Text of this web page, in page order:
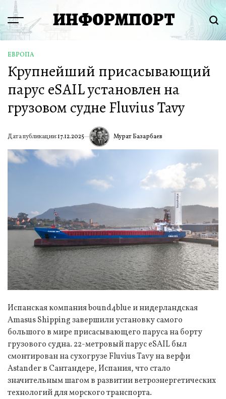
Перейти
содержимому
Menu ИНФОРМПОРТ
ОПУБЛИКОВАНО
В
ЕВРОПА
Крупнейший присасывающий
парус eSAIL установлен на
грузовом судне Fluvius Tavy
Дата публикации:17.12.2025 ИА Мурат Базарбаев
Испанская компания bound4blue и нидерландская
Amasus Shipping завершили установку самого
большого в мире присасывающего паруса на борту
грузового судна. 22-метровый парус eSAIL был
смонтирован на сухогрузе Fluvius Tavy на верфи
Astander в Сантандере, Испания, что стало
значительным шагом в развитии ветроэнергетических
технологий для морского транспорта.